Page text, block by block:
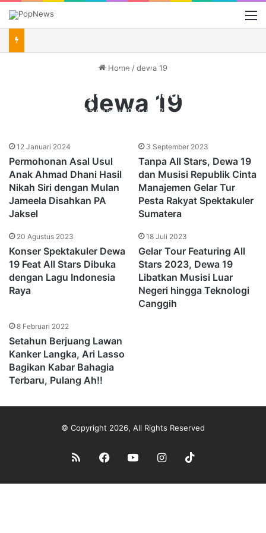
Home /dewa 19
dewa 19
Ahmad Dhani Ingin Nikahkan
3 Putranya Bersamaan,
Singgung Spek Pacar Anak-
5 Agustus 2024 623
12 Januari 2024
Permohonan Asal Usul
Anak Ahmad Dhani Hasil
Nikah Siri dengan Mulan
Jameela Disahkan PA
Jaksel
3 September 2023
Tanpa All Stars, Dewa 19
dan Musisi Republik Cinta
Manajemen Gelar Tur
Pesta Rakyat Spektakuler
Sumatera
20 Agustus 2023
Konser Spektakuler Dewa
19 Feat All Stars Dibuka
dengan Lagu Indonesia
Raya
18 Juli 2023
Gelar Tour Featuring All
Stars 2023, Dewa 19
Libatkan Musisi Luar
Negeri hingga Teknologi
Canggih
8 Februari 2022
Setahun Berjuang Lawan
Kanker Langka, Ari Lasso
Bagikan Kabar Bahagia
Terbaru, Pulang Ah!!
© Copyright 2026, All Rights Reserved
RSS FacebookYouTubeInstagram